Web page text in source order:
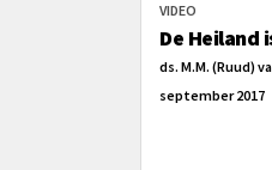
VIDEO
De Heiland
ds. M.M. (Ruud)
september 2017